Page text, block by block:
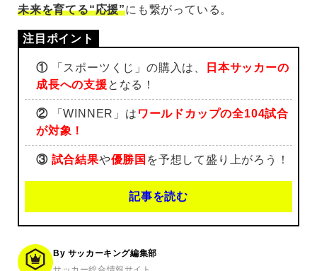
未来を育てる“応援”にも繋がっている。
①「スポーツくじ」の購入は、
日本サッカーの
成長への支援となる！
②「WINNER」は ワールドカップの全104試合
が対象！
③ 試合結果や優勝国 を予想して盛り上がろう！
記事を読む
By サッカーキング編集部